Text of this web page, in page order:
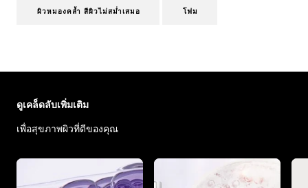
ผิวหมองคล้ำ สีผิวไม่สม่ำเสมอ โฟม
ดูเคล็ดลับเพิ่มเติม
เพื่อสุขภาพผิวที่ดีของคุณ